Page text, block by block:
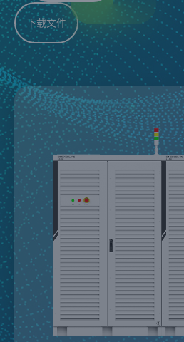
下载文件